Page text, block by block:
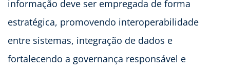
informação deve ser empregada de forma
estratégica, promovendo interoperabilidade
entre sistemas, integração de dados e
fortalecendo a governança responsável e